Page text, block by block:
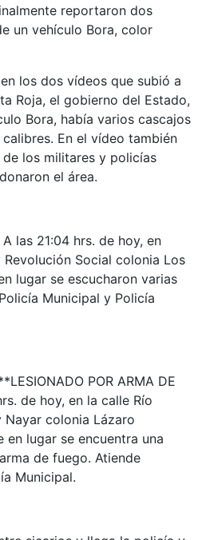
reportaron dos
un vehículo Bora, color
los dos vídeos que subió a
Roja, el gobierno del Estado,
Bora, había varios cascajos
En el vídeo también
los militares y policías
el área.
las 21:04 hrs. de hoy, en
Social colonia Los
lugar se escucharon varias
Municipal y Policía
POR ARMA DE
de hoy, en la calle Río
Nayar colonia Lázaro
en lugar se encuentra una
de fuego. Atiende
Municipal.